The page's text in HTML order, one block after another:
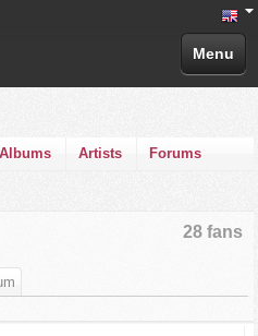
Menu
Albums Artists Forums
28 fans